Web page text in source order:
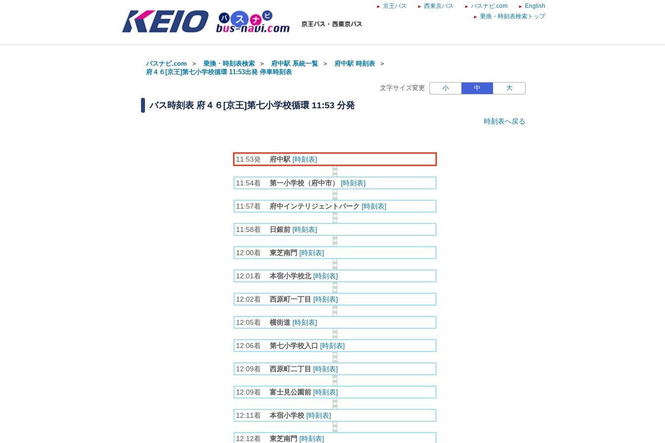
京王バス 西東京バス バスナビ.com
English
乗換・時刻表検索トップ
バスナビ.com ＞ 乗換・時刻表検索 ＞ 府中駅 系統一覧 ＞ 府中駅 時刻表 ＞
府４６[京王]第七小学校循環 11:53出発 停車時刻表
文字サイズ変更 小 中 大
バス時刻表 府４６[京王]第七小学校循環 11:53 分発
時刻表へ戻る
11:53発 府中駅 [時刻表]
11:54着 第一小学校（府中市） [時刻表]
11:57着 府中インテリジェントパーク [時刻表]
11:58着 日銀前 [時刻表]
12:00着 東芝南門 [時刻表]
12:01着 本宿小学校北 [時刻表]
12:02着 西原町一丁目 [時刻表]
12:05着 横街道 [時刻表]
12:06着 第七小学校入口 [時刻表]
12:09着 西原町二丁目 [時刻表]
12:09着 富士見公園前 [時刻表]
12:11着 本宿小学校 [時刻表]
12:12着 東芝南門 [時刻表]